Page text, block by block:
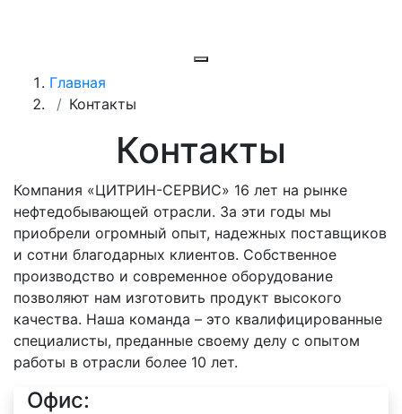
Главная
Контакты
Контакты
Компания «ЦИТРИН-СЕРВИС» 16 лет на рынке
нефтедобывающей отрасли. За эти годы мы
приобрели огромный опыт, надежных поставщиков
и сотни благодарных клиентов. Собственное
производство и современное оборудование
позволяют нам изготовить продукт высокого
качества. Наша команда – это квалифицированные
специалисты, преданные своему делу с опытом
работы в отрасли более 10 лет.
Офис: